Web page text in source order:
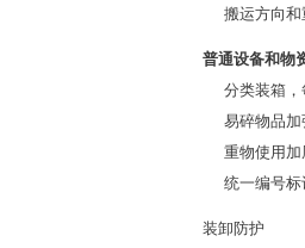
搬运方向和
普通设备和物
分类装箱
易碎物品加
重物使用
统一编号
装卸防护